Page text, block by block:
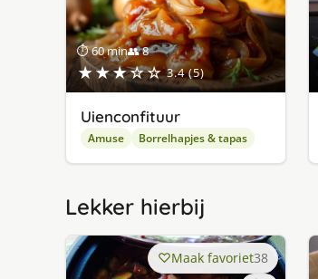
⏱ 60 min👥 8
★★★☆☆ 3.4 (5)
Uienconfituur
Amuse Borrelhapjes & tapas
Lekker hierbij
Maak favoriet38